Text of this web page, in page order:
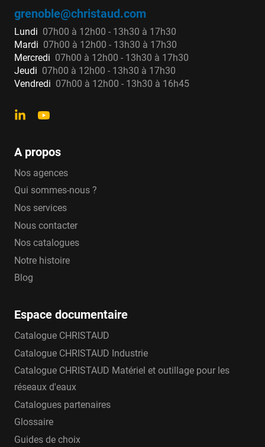
grenoble@christaud.com
Lundi 07h00 à 12h00 - 13h30 à 17h30
Mardi 07h00 à 12h00 - 13h30 à 17h30
Mercredi 07h00 à 12h00 - 13h30 à 17h30
Jeudi 07h00 à 12h00 - 13h30 à 17h30
Vendredi 07h00 à 12h00 - 13h30 à 16h45
A propos
Nos agences
Qui sommes-nous ?
Nos services
Nous contacter
Nos catalogues
Notre histoire
Blog
Espace documentaire
Catalogue CHRISTAUD
Catalogue CHRISTAUD Industrie
Catalogue CHRISTAUD Matériel et outillage pour les
réseaux d'eaux
Catalogues partenaires
Glossaire
Guides de choix